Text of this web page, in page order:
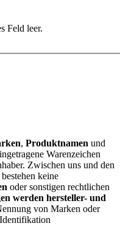
Feld leer.
, Produktnamen und
Warenzeichen
Zwischen uns und den
keine
oder sonstigen rechtlichen
werden hersteller- und
von Marken oder